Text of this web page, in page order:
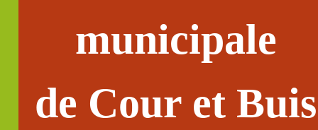
municipale
de Cour et Buis